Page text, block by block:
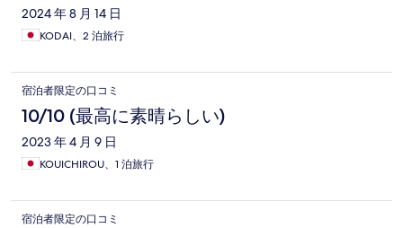
2024 年 8 月 14 日
KODAI、2 泊旅行
宿泊者限定の口コミ
10/10 (最高に素晴らしい)
2023 年 4 月 9 日
KOUICHIROU、1 泊旅行
宿泊者限定の口コミ